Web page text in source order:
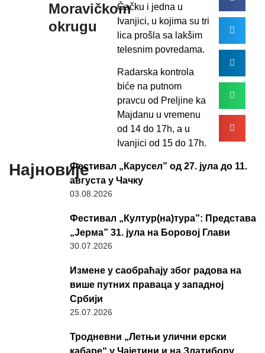
Moravičkom
okrugu
Čačku i jedna u
Ivanjici, u kojima su tri
lica prošla sa lakšim
telesnim povredama.
Radarska kontrola
biće na putnom
pravcu od Preljine ka
Majdanu u vremenu
od 14 do 17h, a u
Ivanjici od 15 do 17h.
НајновијеФестивал „Карусел” од 27. јула до 11.
августа у Чачку
03.08.2026
Фестивал „Култур(на)тура”: Представа
„Јерма” 31. јула на Боровој Глави
30.07.2026
Измене у саобраћају због радова на
више путних праваца у западној
Србији
25.07.2026
Тродневни „Летњи улични ерски
кабаре“ у Чајетини и на Златибору